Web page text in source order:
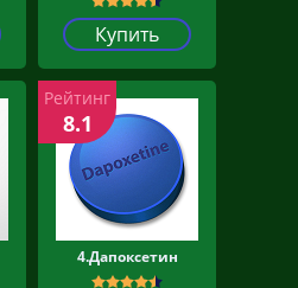
Купить
4.Дапоксетин
Рейтинг
8.1